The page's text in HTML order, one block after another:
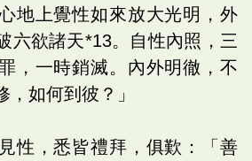
地上覺性如來放大光明，外
六欲諸天*13。自性內照，三
，一時銷滅。內外明徹，不
如何到彼？」
性，悉皆禮拜，俱歎：「善